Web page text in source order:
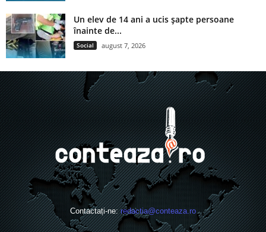
Un elev de 14 ani a ucis șapte persoane
înainte de...
Social august 7, 2026
Contactați-ne:redactia@conteaza.ro